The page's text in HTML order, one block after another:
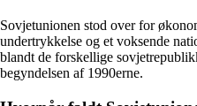
Sovjetunionen stod over for
undertrykkelse og et voksende
blandt de forskellige
begyndelsen af 1990erne.